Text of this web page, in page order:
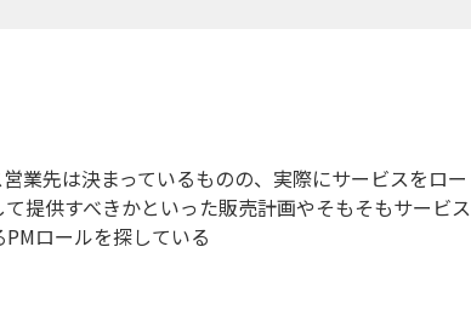
業先は決まっているものの、実際にサービスをロー
提供すべきかといった販売計画やそもそもサービス
ロールを探している